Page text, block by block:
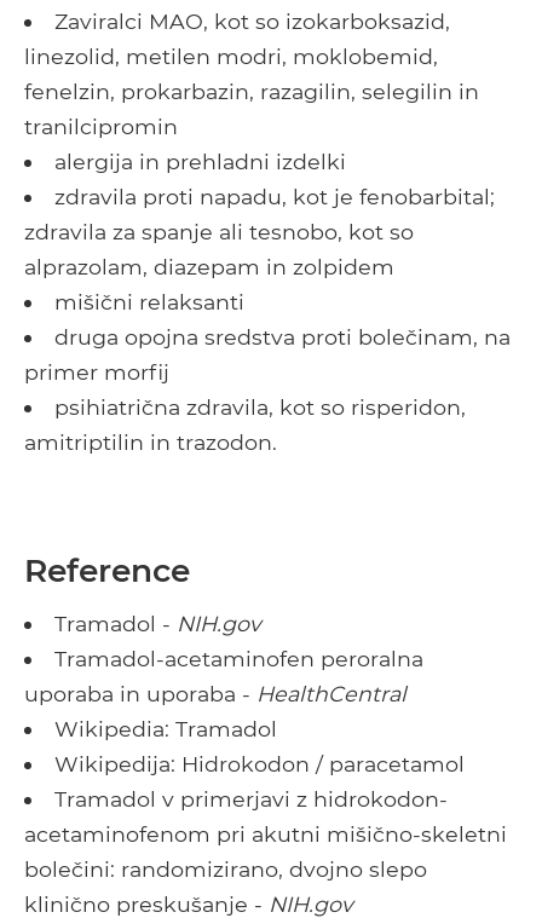
Zaviralci MAO, kot so izokarboksazid,
linezolid, metilen modri, moklobemid,
fenelzin, prokarbazin, razagilin, selegilin in
tranilcipromin
alergija in prehladni izdelki
zdravila proti napadu, kot je fenobarbital;
zdravila za spanje ali tesnobo, kot so
alprazolam, diazepam in zolpidem
mišični relaksanti
druga opojna sredstva proti bolečinam, na
primer morfij
psihiatrična zdravila, kot so risperidon,
amitriptilin in trazodon.
Reference
Tramadol - NIH.gov
Tramadol-acetaminofen peroralna
uporaba in uporaba - HealthCentral
Wikipedia: Tramadol
Wikipedija: Hidrokodon / paracetamol
Tramadol v primerjavi z hidrokodon-
acetaminofenom pri akutni mišično-skeletni
bolečini: randomizirano, dvojno slepo
klinično preskušanje - NIH.gov